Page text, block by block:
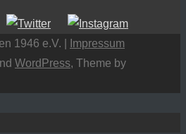
1946 e.V. |
Impressum
WordPress, Theme by